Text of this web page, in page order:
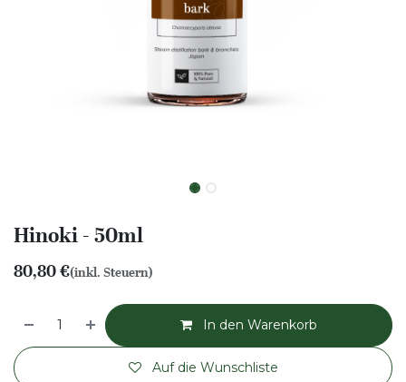
Hinoki - 50ml
80,80€(inkl. Steuern)
In den Warenkorb
Auf die Wunschliste